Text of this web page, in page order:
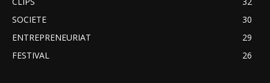
SOCIETE
30
ENTREPRENEURIAT
29
FESTIVAL
26